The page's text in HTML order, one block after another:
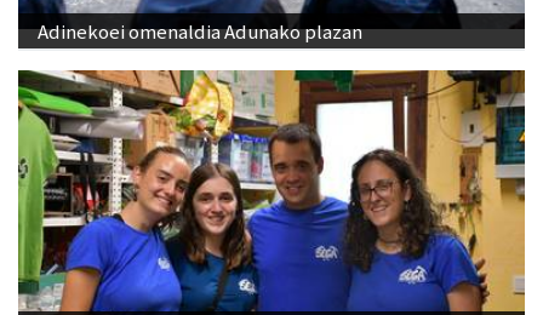
Adinekoei omenaldia Adunako plazan